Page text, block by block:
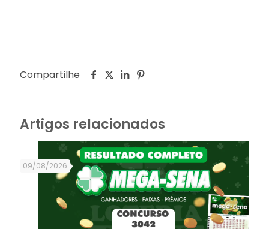
Compartilhe
Artigos relacionados
09/08/2026